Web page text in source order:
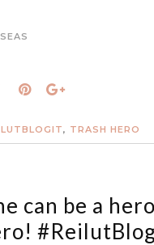
, TRASH HERO
can be a